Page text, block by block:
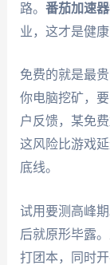
路。 番茄加速器
业，这才是健康
免费的就是最
你电脑挖矿，
户反馈，某免
这风险比游戏
底线。
试用要测高峰
后就原形毕露
打团本，同时